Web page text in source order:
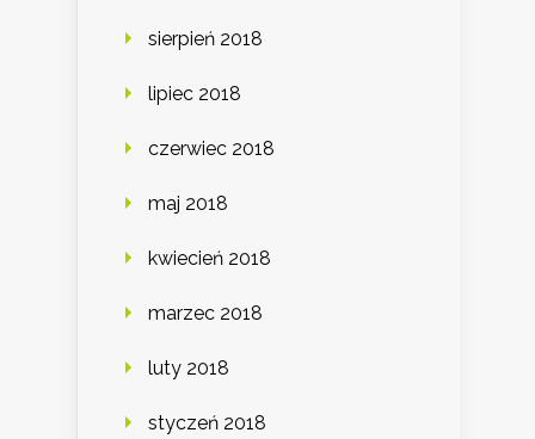
sierpień 2018
lipiec 2018
czerwiec 2018
maj 2018
kwiecień 2018
marzec 2018
luty 2018
styczeń 2018